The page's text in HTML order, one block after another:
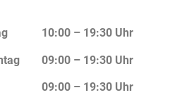
10:00 – 19:30 Uhr
09:00 – 19:30 Uhr
09:00 – 19:30 Uhr